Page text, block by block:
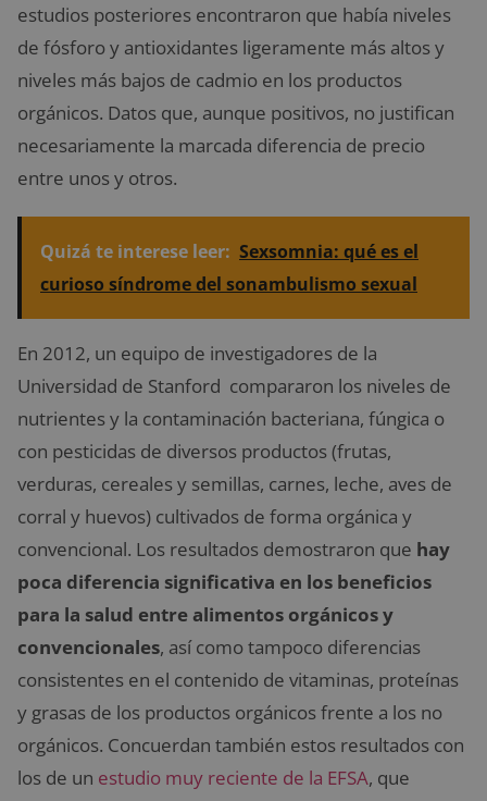
estudios posteriores encontraron que había niveles
de fósforo y antioxidantes ligeramente más altos y
niveles más bajos de cadmio en los productos
orgánicos. Datos que, aunque positivos, no justifican
necesariamente la marcada diferencia de precio
entre unos y otros.
Quizá te interese leer: Sexsomnia: qué es el
curioso síndrome del sonambulismo sexual
En 2012, un equipo de investigadores de la
Universidad de Stanford compararon los niveles de
nutrientes y la contaminación bacteriana, fúngica o
con pesticidas de diversos productos (frutas,
verduras, cereales y semillas, carnes, leche, aves de
corral y huevos) cultivados de forma orgánica y
convencional. Los resultados demostraron que hay
poca diferencia significativa en los beneficios
para la salud entre alimentos orgánicos y
convencionales, así como tampoco diferencias
consistentes en el contenido de vitaminas, proteínas
y grasas de los productos orgánicos frente a los no
orgánicos. Concuerdan también estos resultados con
los de un estudio muy reciente de la EFSA, que